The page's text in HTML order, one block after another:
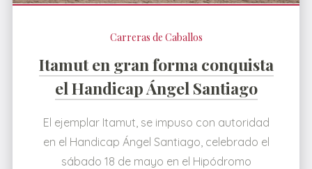
Carreras de Caballos
Itamut en gran forma conquista
el Handicap Ángel Santiago
El ejemplar Itamut, se impuso con autoridad
en el Handicap Ángel Santiago, celebrado el
sábado 18 de mayo en el Hipódromo